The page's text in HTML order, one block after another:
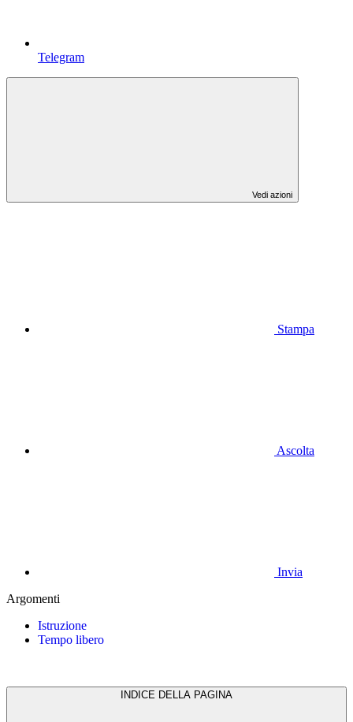
Telegram
Vedi azioni
Stampa
Ascolta
Invia
Argomenti
Istruzione
Tempo libero